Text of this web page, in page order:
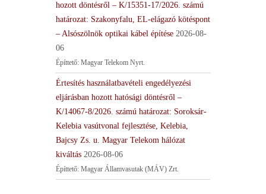
hozott döntésről – K/15351-17/2026. számú
határozat: Szakonyfalu, EL-elágazó kötéspont
– Alsószölnök optikai kábel építése 2026-08-
06
Építtető: Magyar Telekom Nyrt.
Értesítés használatbavételi engedélyezési
eljárásban hozott hatósági döntésről –
K/14067-8/2026. számú határozat: Soroksár-
Kelebia vasútvonal fejlesztése, Kelebia,
Bajcsy Zs. u. Magyar Telekom hálózat
kiváltás 2026-08-06
Építtető: Magyar Államvasutak (MÁV) Zrt.